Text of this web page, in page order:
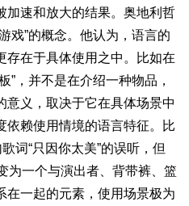
加速和放大的结果。奥地利哲
戏”的概念。他认为，语言的
存在于具体使用之中。比如在
”，并不是在介绍一种物品，
意义，取决于它在具体场景中
依赖使用情境的语言特征。比
词“只因你太美”的误听，但
为一个与演出者、背带裤、篮
在一起的元素，使用场景极为